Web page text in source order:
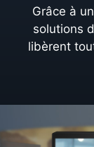
Grâce à
solutions
libèrent